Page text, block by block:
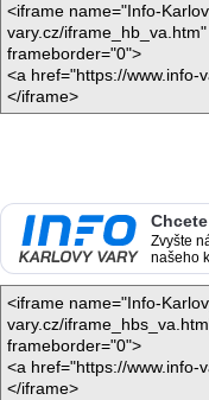
<iframe name="Info-
vary.cz/
frameborder="0">
<a href="https://www.info-
</iframe>
<iframe name="Info-
vary.cz/
frameborder="0">
<a href="https://www.info-
</iframe>